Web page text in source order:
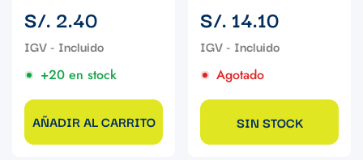
Precio
regular
S/. 2.40
+20 en stock
AÑADIR AL CARRITO
Precio
regular
S/. 14.10
Agotado
SIN STOCK